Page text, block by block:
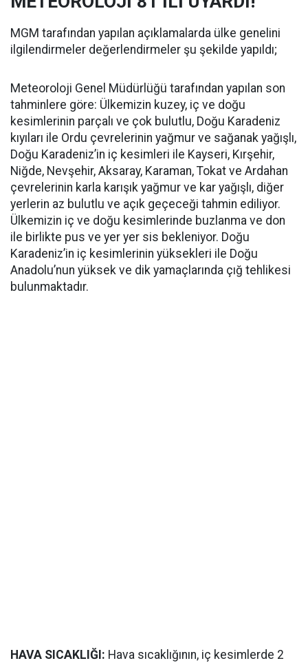
MGM tarafından yapılan açıklamalarda ülke genelini
ilgilendirmeler değerlendirmeler şu şekilde yapıldı;
Meteoroloji Genel Müdürlüğü tarafından yapılan son
tahminlere göre: Ülkemizin kuzey, iç ve doğu
kesimlerinin parçalı ve çok bulutlu, Doğu Karadeniz
kıyıları ile Ordu çevrelerinin yağmur ve sağanak yağışlı,
Doğu Karadeniz’in iç kesimleri ile Kayseri, Kırşehir,
Niğde, Nevşehir, Aksaray, Karaman, Tokat ve Ardahan
çevrelerinin karla karışık yağmur ve kar yağışlı, diğer
yerlerin az bulutlu ve açık geçeceği tahmin ediliyor.
Ülkemizin iç ve doğu kesimlerinde buzlanma ve don
ile birlikte pus ve yer yer sis bekleniyor. Doğu
Karadeniz’in iç kesimlerinin yüksekleri ile Doğu
Anadolu’nun yüksek ve dik yamaçlarında çığ tehlikesi
bulunmaktadır.
HAVA SICAKLIĞI: Hava sıcaklığının, iç kesimlerde 2